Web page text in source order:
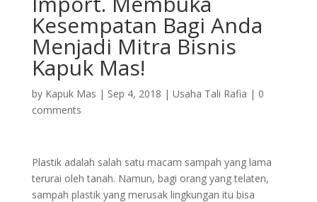
Kesempatan Bagi Anda
Menjadi Mitra Bisnis
Kapuk Mas!
by Kapuk Mas | Sep 4, 2018 | Usaha Tali Rafia | 0
comments
Plastik adalah salah satu macam sampah yang lama
terurai oleh tanah. Namun, bagi orang yang telaten,
sampah plastik yang merusak lingkungan itu bisa